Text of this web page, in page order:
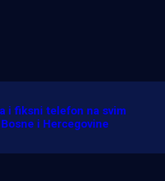
i fiksni telefon na svim
i Hercegovine